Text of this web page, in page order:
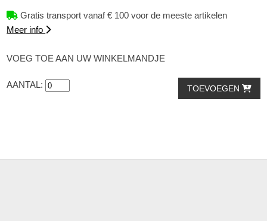
Gratis transport vanaf € 100 voor de meeste artikelen
Meer info
VOEG TOE AAN UW WINKELMANDJE
AANTAL: TOEVOEGEN